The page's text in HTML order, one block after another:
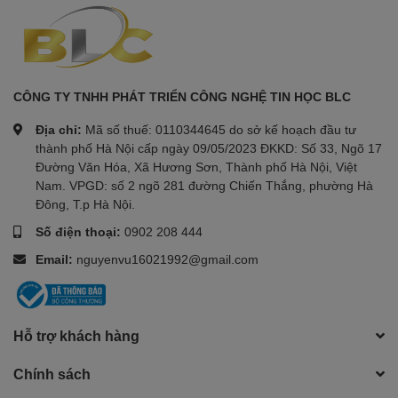
CÔNG TY TNHH PHÁT TRIỂN CÔNG NGHỆ TIN HỌC BLC
Địa chỉ: Mã số thuế: 0110344645 do sở kế hoạch đầu tư
thành phố Hà Nội cấp ngày 09/05/2023 ĐKKD: Số 33, Ngõ 17
Đường Văn Hóa, Xã Hương Sơn, Thành phố Hà Nội, Việt
Nam. VPGD: số 2 ngõ 281 đường Chiến Thắng, phường Hà
Đông, T.p Hà Nội.
Số điện thoại: 0902 208 444
Email: nguyenvu16021992@gmail.com
Hỗ trợ khách hàng
Chính sách